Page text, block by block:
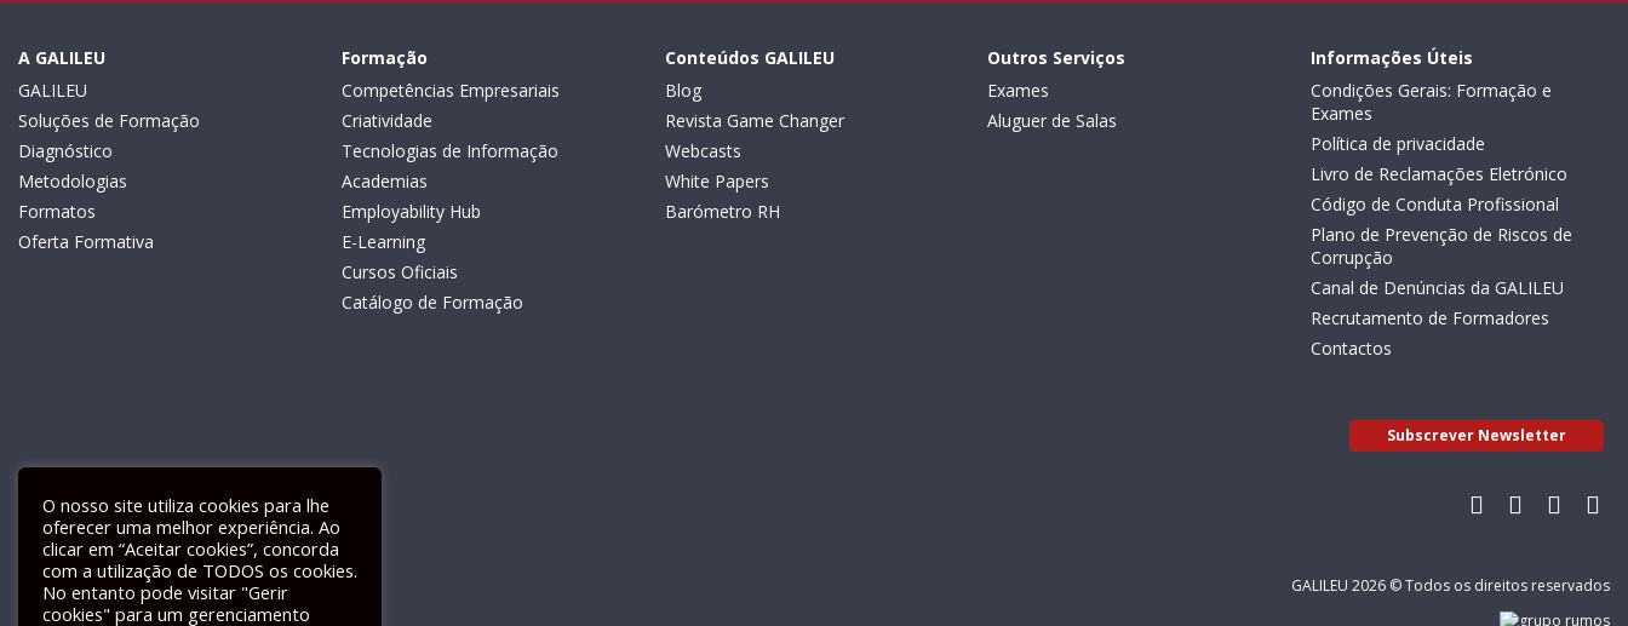
A GALILEU
GALILEU
Soluções de Formação
Diagnóstico
Metodologias
Formatos
Oferta Formativa
Formação
Competências Empresariais
Criatividade
Tecnologias de Informação
Academias
Employability Hub
E-Learning
Cursos Oficiais
Catálogo de Formação
Conteúdos GALILEU
Blog
Revista Game Changer
Webcasts
White Papers
Barómetro RH
Outros Serviços
Exames
Aluguer de Salas
Informações Úteis
Condições Gerais: Formação e
Exames
Política de privacidade
Livro de Reclamações Eletrónico
Código de Conduta Profissional
Plano de Prevenção de Riscos de
Corrupção
Canal de Denúncias da GALILEU
Recrutamento de Formadores
Contactos
Subscrever Newsletter
Livro de Reclamações Electrónico GALILEU 2026 © Todos os direitos reservados
O nosso site utiliza cookies para lhe
oferecer uma melhor experiência. Ao
clicar em “Aceitar cookies”, concorda
com a utilização de TODOS os cookies.
No entanto pode visitar "Gerir
cookies" para um gerenciamento